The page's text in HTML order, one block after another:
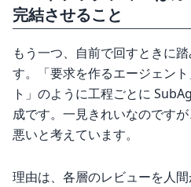
完結させること
もう一つ、自前で回すときに
す。「要求を作るエージェン
ト」のように工程ごとに
成です。一見きれいなのです
悪いと考えています。
理由は、各層のレビューを人